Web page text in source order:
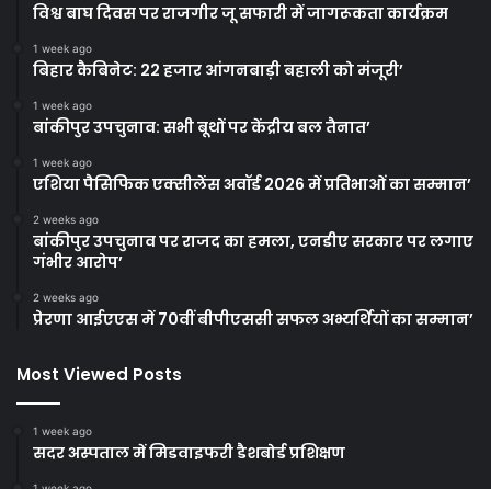
विश्व बाघ दिवस पर राजगीर जू सफारी में जागरूकता कार्यक्रम
1 week ago
बिहार कैबिनेट: 22 हजार आंगनबाड़ी बहाली को मंजूरी’
1 week ago
बांकीपुर उपचुनाव: सभी बूथों पर केंद्रीय बल तैनात’
1 week ago
एशिया पैसिफिक एक्सीलेंस अवॉर्ड 2026 में प्रतिभाओं का सम्मान’
2 weeks ago
बांकीपुर उपचुनाव पर राजद का हमला, एनडीए सरकार पर लगाए
गंभीर आरोप’
2 weeks ago
प्रेरणा आईएएस में 70वीं बीपीएससी सफल अभ्यर्थियों का सम्मान’
Most Viewed Posts
1 week ago
सदर अस्पताल में मिडवाइफरी डैशबोर्ड प्रशिक्षण